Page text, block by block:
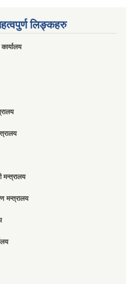
लिङ्कहरु
मन्त्रालय
मन्त्रालय